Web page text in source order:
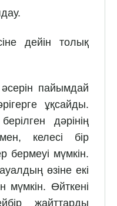
дейін толық
пайымдай
ұқсайды.
дәрінің
келесі бір
бермеуі мүмкін.
өзіне екі
мүмкін. Өйткені
жайттарды